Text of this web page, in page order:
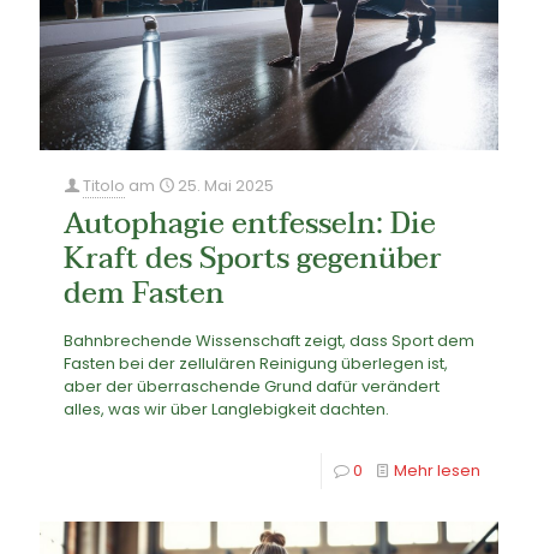
Titolo am 25. Mai 2025
Autophagie entfesseln: Die
Kraft des Sports gegenüber
dem Fasten
Bahnbrechende Wissenschaft zeigt, dass Sport dem
Fasten bei der zellulären Reinigung überlegen ist,
aber der überraschende Grund dafür verändert
alles, was wir über Langlebigkeit dachten.
0 Mehr lesen